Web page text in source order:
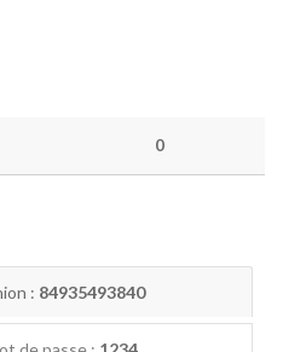
0
: 84935493840